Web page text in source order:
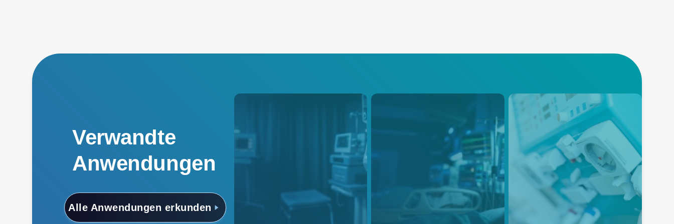
Verwandte
Anwendungen
Alle Anwendungen erkunden
Infusion Pumps
These power supply solutions
are carefully designed to meet
Vital Signs
Monitoring
Addressing the growing global
Dialysis
Advanced Energy’s reliable
and efficient power solutions for
Patient Monitoring Dialysis